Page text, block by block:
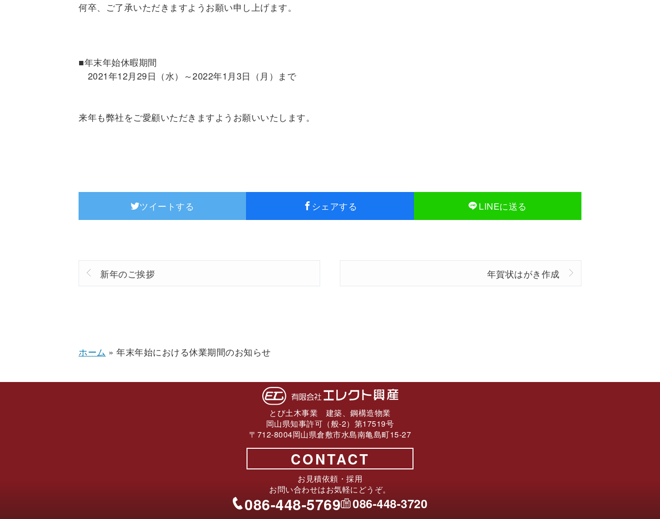
何卒、ご了承いただきますようお願い申し上げます。
■年末年始休暇期間
2021年12月29日（水）～2022年1月3日（月）まで
来年も弊社をご愛顧いただきますようお願いいたします。
ツイートする シェアする LINEに送る
新年のご挨拶 年賀状はがき作成
ホーム » 年末年始における休業期間のお知らせ
とび土木事業 建築、鋼構造物業
岡山県知事許可（般-2）第17519号
〒712-8004岡山県倉敷市水島南亀島町15-27
CONTACT
お見積依頼・採用
お問い合わせはお気軽にどうぞ。
086-448-5769 086-448-3720